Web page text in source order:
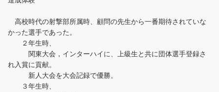
高校時代の射撃部所属時、顧問の先生から一番期待されていな
かった選手であった。
２年生時、
関東大会，インターハイに、上級生と共に団体選手登録さ
れ入賞に貢献。
新人大会を大会記録で優勝。
３年生時、